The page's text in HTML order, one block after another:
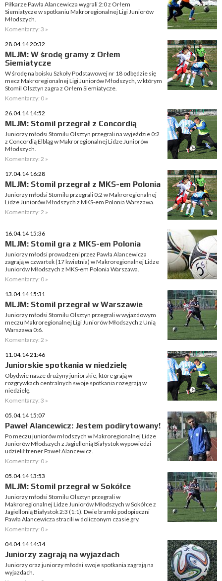
Piłkarze Pawła Alancewicza wygrali 2:0 z Orłem
Siemiatycze w spotkaniu Makroregionalnej Ligi Juniorów
Młodszych.
Komentarzy: 3 »
28.04.14 20:32
MLJM: W środę gramy z Orłem
Siemiatycze
W środę na boisku Szkoły Podstawowej nr 18 odbędzie się
mecz Makroregionalnej Ligi Juniorów Młodszych, w którym
Stomil Olsztyn zagra z Orłem Siemiatycze.
Komentarzy: 0 »
26.04.14 14:52
MLJM: Stomil przegrał z Concordią
Juniorzy młodsi Stomilu Olsztyn przegrali na wyjeździe 0:2
z Concordią Elbląg w Makroregionalnej Lidze Juniorów
Młodszych.
Komentarzy: 2 »
17.04.14 16:28
MLJM: Stomil przegrał z MKS-em Polonia
Juniorzy młodsi Stomilu przegrali 0:2 w Makroregionalnej
Lidze Juniorów Młodszych z MKS-em Polonia Warszawa.
Komentarzy: 2 »
16.04.14 15:36
MLJM: Stomil gra z MKS-em Polonia
Juniorzy młodsi prowadzeni przez Pawła Alancewicza
zagrają w czwartek (17 kwietnia) w Makroregionalnej Lidze
Juniorów Młodszych z MKS-em Polonia Warszawa.
Komentarzy: 0 »
13.04.14 15:31
MLJM: Stomil przegrał w Warszawie
Juniorzy młodsi Stomilu Olsztyn przegrali w wyjazdowym
meczu Makroregionalnej Ligi Juniorów Młodszych z Unią
Warszawa 0:6.
Komentarzy: 2 »
11.04.14 21:46
Juniorskie spotkania w niedzielę
Obydwie nasze drużyny juniorskie, które grają w
rozgrywkach centralnych swoje spotkania rozegrają w
niedzielę.
Komentarzy: 3 »
05.04.14 15:07
Paweł Alancewicz: Jestem podirytowany!
Po meczu juniorów młodszych w Makroregionalnej Lidze
Juniorów Młodszych z Jagiellonią Białystok wypowiedzi
udzielił trener Paweł Alancewicz.
Komentarzy: 0 »
05.04.14 13:53
MLJM: Stomil przegrał w Sokółce
Juniorzy młodsi Stomilu Olsztyn przegrali w
Makroregionalnej Lidze Juniorów Młodszych w Sokółce z
Jagiellonią Białystok 2:3 (1:1). Dwie bramki podopieczni
Pawła Alancewicza stracili w doliczonym czasie gry.
Komentarzy: 0 »
04.04.14 14:34
Juniorzy zagrają na wyjazdach
Juniorzy oraz juniorzy młodsi swoje spotkania zagrają na
wyjazdach.